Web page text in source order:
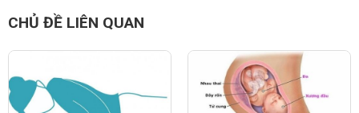
CHỦ ĐỀ LIÊN QUAN